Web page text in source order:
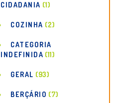
CIDADANIA (1)
COZINHA (2)
CATEGORIA
INDEFINIDA (11)
GERAL (93)
BERÇÁRIO (7)